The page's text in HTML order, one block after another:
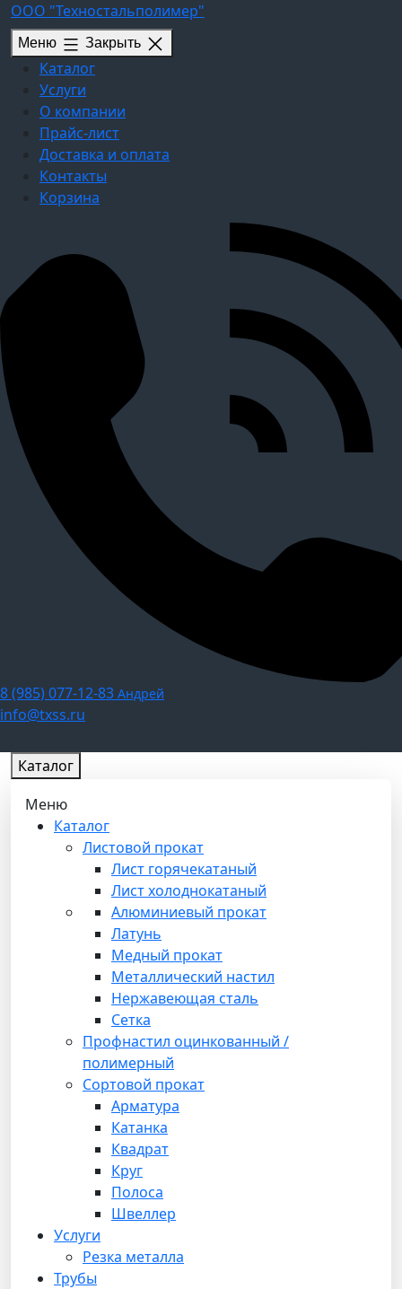
Перейти
содержимому
ООО "Техностальполимер"
Меню Закрыть
Каталог
Услуги
О компании
Прайс-лист
Доставка и оплата
Контакты
Корзина
8 (985) 077-12-83 Андрей
info@txss.ru
Каталог
Меню
Каталог
Листовой прокат
Лист горячекатаный
Лист холоднокатаный
Алюминиевый прокат
Латунь
Медный прокат
Металлический настил
Нержавеющая сталь
Сетка
Профнастил оцинкованный /
полимерный
Сортовой прокат
Арматура
Катанка
Квадрат
Круг
Полоса
Швеллер
Услуги
Резка металла
Трубы